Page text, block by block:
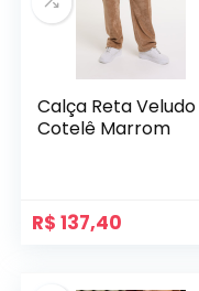
Calça Reta Veludo
Cotelê Marrom
R$ 137,40